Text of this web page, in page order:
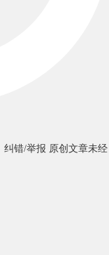
纠错/举报 原创文章未经